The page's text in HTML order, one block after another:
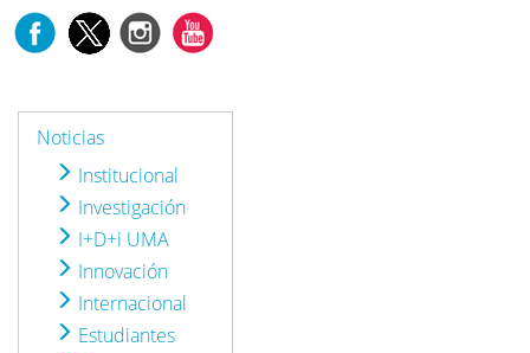
Noticias
Institucional
Investigación
I+D+i UMA
Innovación
Internacional
Estudiantes